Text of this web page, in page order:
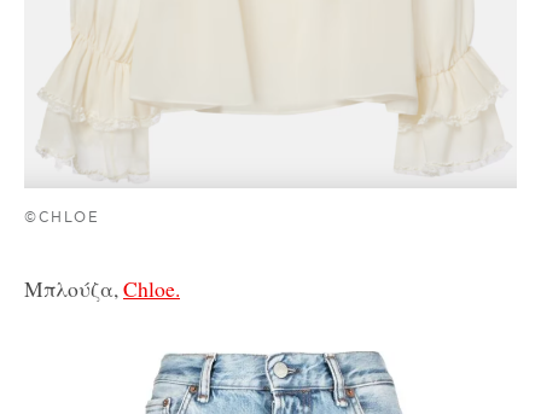
©CHLOE
Μπλούζα,Chloe.